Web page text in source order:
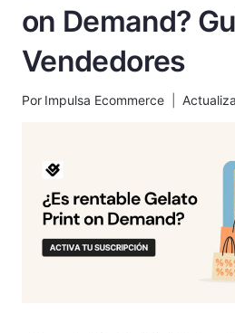
on Demand?
Vendedores
Por Impulsa Ecommerce